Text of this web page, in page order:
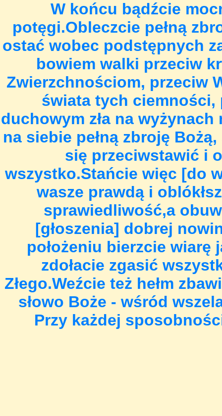
W końcu bądźcie
potęgi.Obleczcie pełną
ostać wobec podstępnych
bowiem walki przeciw
Zwierzchnościom, przeciw
świata tych
duchowym zła na
na siebie pełną zbroję
się przeciwstawić i
wszystko.Stańcie więc [do
wasze prawdą i
sprawiedliwość,a
[głoszenia] dobrej
położeniu bierzcie wiarę
zdołacie zgasić
Złego.Weźcie też hełm
słowo Boże - wśród
Przy każdej